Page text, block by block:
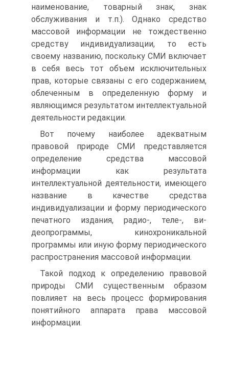
наименование, товар­ный знак, знак
обслуживания и т.п.). Однако средство
массовой информации не тождественно
средству индивиду­ализации, то есть
своему названию, поскольку СМИ вклю­чает
в себя весь тот объем исключительных
прав, которые связаны с его содержанием,
облеченным в определенную форму и
являющимся результатом интеллектуальной
дея­тельности редакции.
Вот почему наиболее адекватным
правовой природе СМИ представляется
определение средства массовой
информации как результата
интеллектуальной деятельности, имею­щего
название в качестве средства
индивидуализации и форму периодического
печатного издания, радио-, теле-, ви­
деопрограммы, кинохроникальной
программы или иную фор­му периодического
распространения массовой информации.
Такой подход к определению правовой
природы СМИ существенным образом
повлияет на весь процесс формиро­вания
понятийного аппарата права массовой
информации.